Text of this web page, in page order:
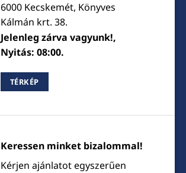
6000 Kecskemét, Könyves
Kálmán krt. 38.
Jelenleg zárva vagyunk!,
Nyitás: 08:00.
TÉRKÉP
Keressen minket bizalommal!
Kérjen ajánlatot egyszerűen